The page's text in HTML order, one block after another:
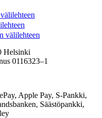
välilehteen
Helsinki
0116323–1
Apple Pay, S-Pankki,
Säästöpankki,